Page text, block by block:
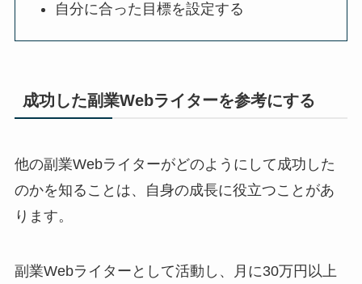
自分に合った目標を設定する
成功した副業Webライターを参考にする
他の副業Webライターがどのようにして成功した
のかを知ることは、自身の成長に役立つことがあ
ります。
副業Webライターとして活動し、月に30万円以上